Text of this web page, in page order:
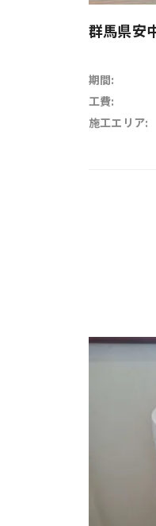
群馬県安
期間:
工費:
施工エリア: